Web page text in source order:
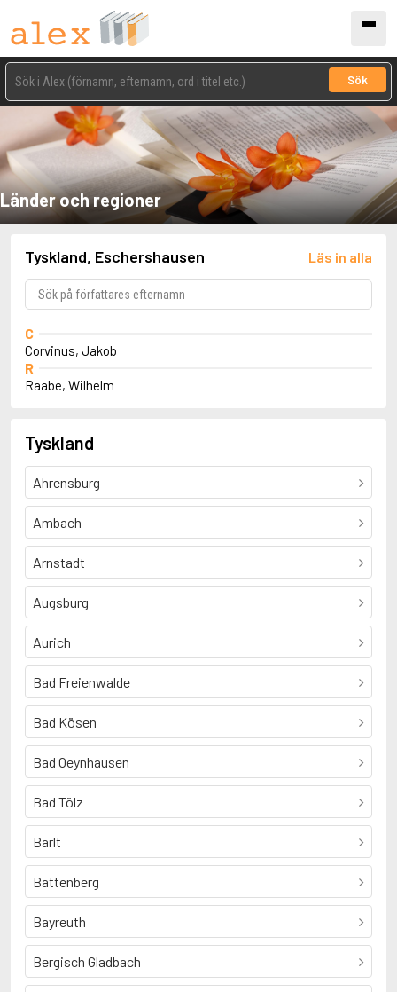
Sök
Länder och regioner
Tyskland, Eschershausen Läs in alla
C
Corvinus, Jakob
R
Raabe, Wilhelm
Tyskland
Ahrensburg
Ambach
Arnstadt
Augsburg
Aurich
Bad Freienwalde
Bad Kösen
Bad Oeynhausen
Bad Tölz
Barlt
Battenberg
Bayreuth
Bergisch Gladbach